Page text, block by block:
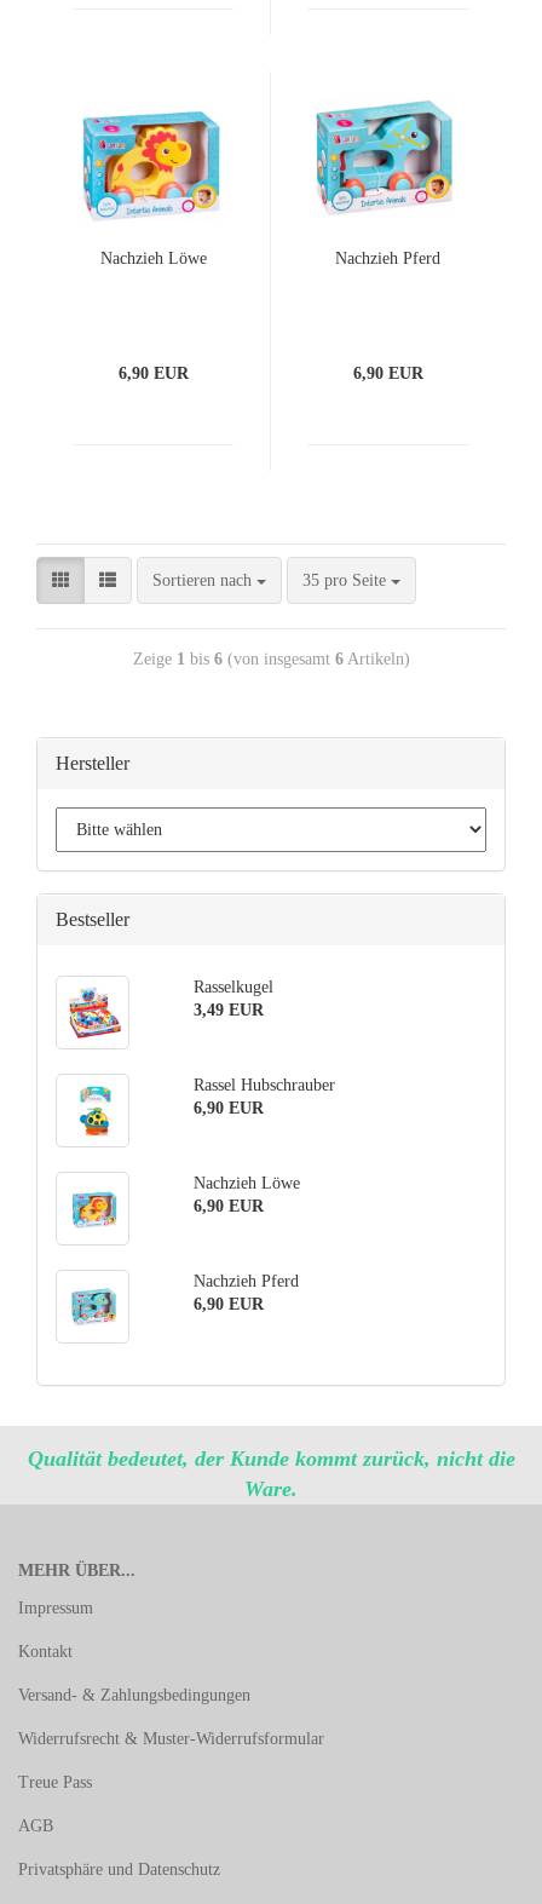
Nachzieh Löwe
6,90 EUR
Nachzieh Pferd
6,90 EUR
Sortieren nach 35 pro Seite
Zeige 1 bis 6(von insgesamt 6Artikeln)
Hersteller
Bestseller
Rasselkugel
3,49 EUR
Rassel Hubschrauber
6,90 EUR
Nachzieh Löwe
6,90 EUR
Nachzieh Pferd
6,90 EUR
Qualität bedeutet, der Kunde kommt zurück, nicht die
Ware.
MEHR ÜBER...
Impressum
Kontakt
Versand- & Zahlungsbedingungen
Widerrufsrecht & Muster-Widerrufsformular
Treue Pass
AGB
Privatsphäre und Datenschutz